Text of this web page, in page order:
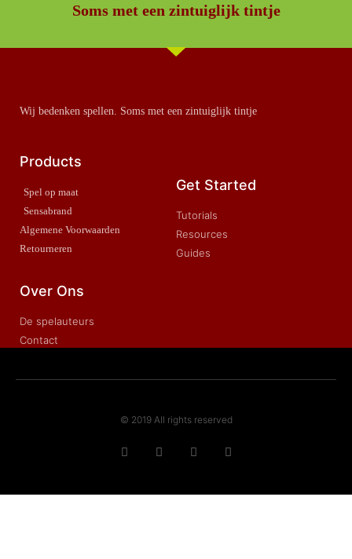
Soms met een zintuiglijk tintje
Wij bedenken spellen. Soms met een zintuiglijk tintje
Products
Spel op maat
Sensabrand
Algemene Voorwaarden
Retourneren
Get Started
Tutorials
Resources
Guides
Over Ons
De spelauteurs
Contact
© 2019 All rights reserved